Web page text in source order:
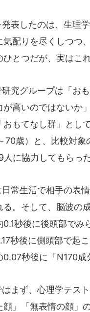
表したのは、生理
気配りを尽くしつつ
ひとつだが、実はこ
究グループは「お
が高いのではないか
おもてなし群」とし
70歳）と、比較対
人に協力してもらった
常生活で相手の表
る。そして、脳波の
0.1秒後に後頭部で
秒後に側頭部で起
0.07秒後に「N170成
まず、心理学テス
顔」「無表情の顔」